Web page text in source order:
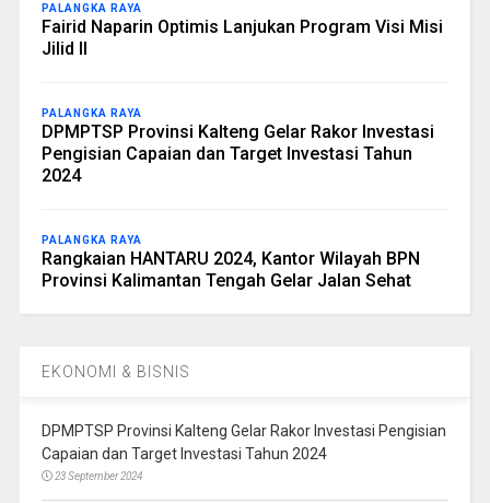
PALANGKA RAYA
Fairid Naparin Optimis Lanjukan Program Visi Misi
Jilid II
PALANGKA RAYA
DPMPTSP Provinsi Kalteng Gelar Rakor Investasi
Pengisian Capaian dan Target Investasi Tahun
2024
PALANGKA RAYA
Rangkaian HANTARU 2024, Kantor Wilayah BPN
Provinsi Kalimantan Tengah Gelar Jalan Sehat
EKONOMI & BISNIS
DPMPTSP Provinsi Kalteng Gelar Rakor Investasi Pengisian
Capaian dan Target Investasi Tahun 2024
23 September 2024